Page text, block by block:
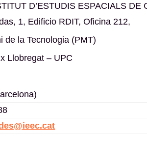
D’ESTUDIS ESPACIALS DE
1, Edificio RDIT, Oficina 212,
de la Tecnologia (PMT)
Llobregat – UPC